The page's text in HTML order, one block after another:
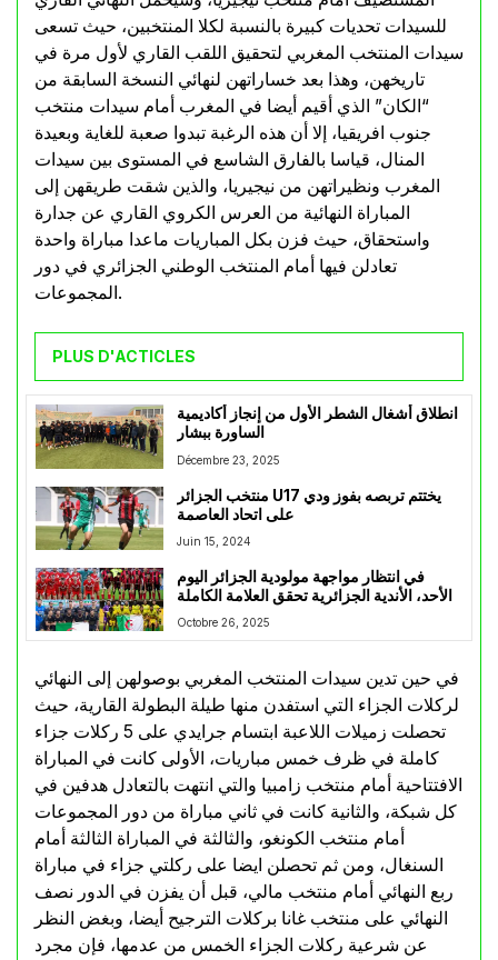
للسيدات تحديات كبيرة بالنسبة لكلا المنتخبين، حيث تسعى
سيدات المنتخب المغربي لتحقيق اللقب القاري لأول مرة في
تاريخهن، وهذا بعد خساراتهن لنهائي النسخة السابقة من
“الكان” الذي أقيم أيضا في المغرب أمام سيدات منتخب
جنوب افريقيا، إلا أن هذه الرغبة تبدوا صعبة للغاية وبعيدة
المنال، قياسا بالفارق الشاسع في المستوى بين سيدات
المغرب ونظيراتهن من نيجيريا، والذين شقت طريقهن إلى
المباراة النهائية من العرس الكروي القاري عن جدارة
واستحقاق، حيث فزن بكل المباريات ماعدا مباراة واحدة
تعادلن فيها أمام المنتخب الوطني الجزائري في دور
المجموعات.
PLUS D'ACTICLES
انطلاق أشغال الشطر الأول من إنجاز أكاديمية
الساورة ببشار
Décembre 23, 2025
منتخب الجزائر U17 يختتم تربصه بفوز ودي
على اتحاد العاصمة
Juin 15, 2024
في انتظار مواجهة مولودية الجزائر اليوم
الأحد، الأندية الجزائرية تحقق العلامة الكاملة
Octobre 26, 2025
في حين تدين سيدات المنتخب المغربي بوصولهن إلى النهائي
لركلات الجزاء التي استفدن منها طيلة البطولة القارية، حيث
تحصلت زميلات اللاعبة ابتسام جرايدي على 5 ركلات جزاء
كاملة في ظرف خمس مباريات، الأولى كانت في المباراة
الافتتاحية أمام منتخب زامبيا والتي انتهت بالتعادل هدفين في
كل شبكة، والثانية كانت في ثاني مباراة من دور المجموعات
أمام منتخب الكونغو، والثالثة في المباراة الثالثة أمام
السنغال، ومن ثم تحصلن ايضا على ركلتي جزاء في مباراة
ربع النهائي أمام منتخب مالي، قبل أن يفزن في الدور نصف
النهائي على منتخب غانا بركلات الترجيح أيضا، وبغض النظر
عن شرعية ركلات الجزاء الخمس من عدمها، فإن مجرد